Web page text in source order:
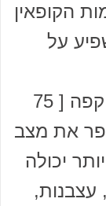
הקופאין
על
שתיית כוס אחת או שתיים של קפה [ 75
את מצב
יכולה